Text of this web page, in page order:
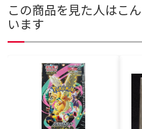
この商品を見た人はこ
います